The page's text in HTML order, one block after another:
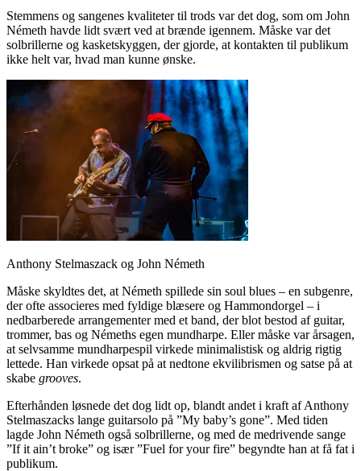
Stemmens og sangenes kvaliteter til trods var det dog, som om John
Németh havde lidt svært ved at brænde igennem. Måske var det
solbrillerne og kasketskyggen, der gjorde, at kontakten til publikum
ikke helt var, hvad man kunne ønske.
Anthony Stelmaszack og John Németh
Måske skyldtes det, at Németh spillede sin soul blues – en subgenre,
der ofte associeres med fyldige blæsere og Hammondorgel – i
nedbarberede arrangementer med et band, der blot bestod af guitar,
trommer, bas og Némeths egen mundharpe. Eller måske var årsagen,
at selvsamme mundharpespil virkede minimalistisk og aldrig rigtig
lettede. Han virkede opsat på at nedtone ekvilibrismen og satse på at
skabe grooves.
Efterhånden løsnede det dog lidt op, blandt andet i kraft af Anthony
Stelmaszacks lange guitarsolo på ”My baby’s gone”. Med tiden
lagde John Németh også solbrillerne, og med de medrivende sange
”If it ain’t broke” og især ”Fuel for your fire” begyndte han at få fat i
publikum.